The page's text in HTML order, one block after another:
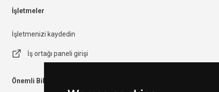
İşletmeler
İşletmenizi kaydedin
İş ortağı paneli girişi
Önemli Bilgiler